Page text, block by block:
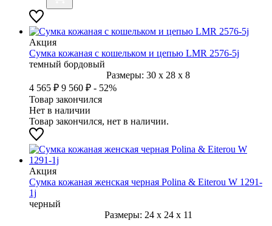
Акция
Сумка кожаная с кошельком и цепью LMR 2576-5j
темный бордовый
Размеры: 30 x 28 x 8
4 565 ₽ 9 560 ₽ - 52%
Товар закончился
Нет в наличии
Товар закончился, нет в наличии.
Акция
Сумка кожаная женская черная Polina & Eiterou W 1291-
1j
черный
Размеры: 24 x 24 x 11